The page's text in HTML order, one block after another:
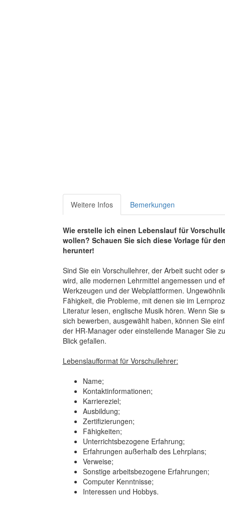
Weitere Infos Bemerkungen
Wie erstelle ich einen Lebenslauf für
wollen? Schauen Sie sich diese Vorlage für
herunter!
Sind Sie ein Vorschullehrer, der Arbeit sucht oder
wird, alle modernen Lehrmittel angemessen und
Werkzeugen und der Webplattformen.
Fähigkeit, die Probleme, mit denen sie im
Literatur lesen, englische Musik hören. Wenn Sie
sich bewerben, ausgewählt haben, können Sie
der HR-Manager oder einstellende Manager Sie
Blick gefallen.
Lebenslaufformat für Vorschullehrer:
Name;
Kontaktinformationen;
Karriereziel;
Ausbildung;
Zertifizierungen;
Fähigkeiten;
Unterrichtsbezogene Erfahrung;
Erfahrungen außerhalb des Lehrplans;
Verweise;
Sonstige arbeitsbezogene Erfahrungen;
Computer Kenntnisse;
Interessen und Hobbys.